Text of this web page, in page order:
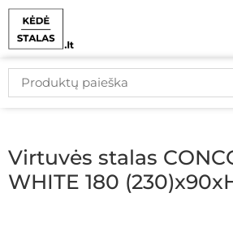
Virtuvės stalas
WHITE 180